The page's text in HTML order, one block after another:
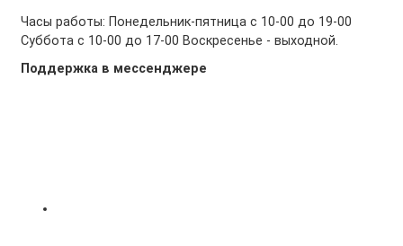
Часы работы: Понедельник-пятница с 10-00 до 19-00
Суббота с 10-00 до 17-00 Воскресенье - выходной.
Поддержка в мессенджере